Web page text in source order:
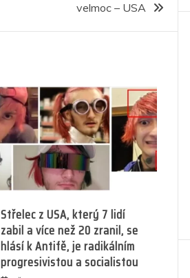
velmoc – USA
Střelec z USA, který 7 lidí
zabil a více než 20 zranil, se
hlásí k Antifě, je radikálním
progresivistou a socialistou